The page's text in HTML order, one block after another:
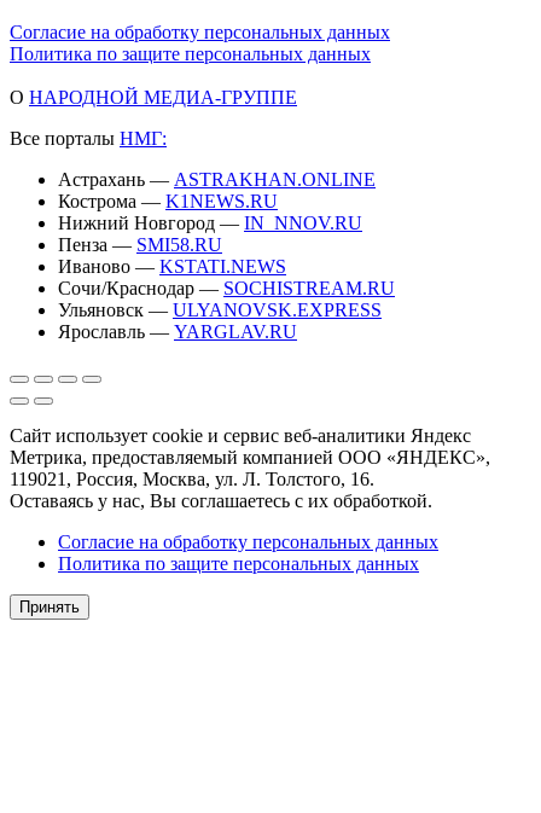
Согласие на обработку персональных данных
Политика по защите персональных данных
О НАРОДНОЙ МЕДИА-ГРУППЕ
Все порталы НМГ:
Астрахань — ASTRAKHAN.ONLINE
Кострома — K1NEWS.RU
Нижний Новгород — IN_NNOV.RU
Пенза — SMI58.RU
Иваново — KSTATI.NEWS
Сочи/Краснодар — SOCHISTREAM.RU
Ульяновск — ULYANOVSK.EXPRESS
Ярославль — YARGLAV.RU
Сайт использует cookie и сервис веб-аналитики Яндекс
Метрика, предоставляемый компанией ООО «ЯНДЕКС»,
119021, Россия, Москва, ул. Л. Толстого, 16.
Оставаясь у нас, Вы соглашаетесь с их обработкой.
Согласие на обработку персональных данных
Политика по защите персональных данных
Принять